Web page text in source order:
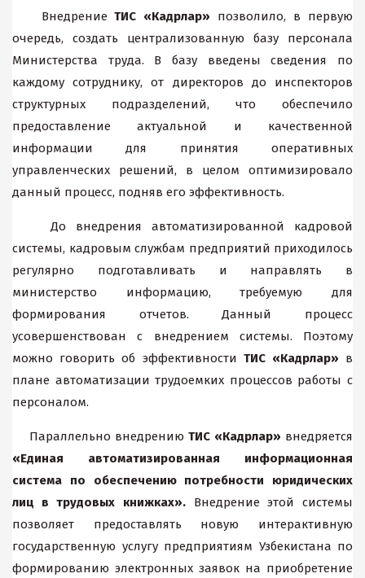
ВнедрениеТИС «Кадрлар» позволило, в первую
очередь, создать централизованную базу персонала
Министерства труда. В базу введены сведения по
каждому сотруднику, от директоров до инспекторов
структурных подразделений, что обеспечило
предоставление актуальной и качественной
информации для принятия оперативных
управленческих решений, в целом оптимизировало
данный процесс, подняв его эффективность.
До внедрения автоматизированной кадровой
системы, кадровым службам предприятий приходилось
регулярно подготавливать и направлять в
министерство информацию, требуемую для
формирования отчетов. Данный процесс
усовершенствован с внедрением системы. Поэтому
можно говорить об эффективности ТИС «Кадрлар» в
плане автоматизации трудоемких процессов работы с
персоналом.
Параллельно внедрению ТИС «Кадрлар» внедряется
«Единая автоматизированная информационная
система по обеспечению потребности юридических
лиц в трудовых книжках». Внедрение этой системы
позволяет предоставлять новую интерактивную
государственную услугу предприятиям Узбекистана по
формированию электронных заявок на приобретение